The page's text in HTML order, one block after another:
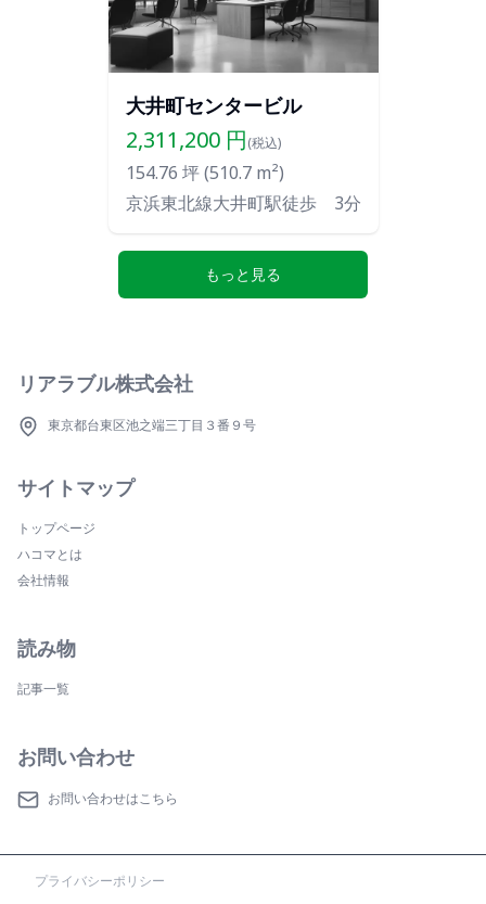
大井町センタービル
2,311,200円(税込)
154.76 坪 (510.7m²)
京浜東北線大井町駅徒歩 3分
もっと見る
リアラブル株式会社
東京都台東区池之端三丁目３番９号
サイトマップ
トップページ
ハコマとは
会社情報
読み物
記事一覧
お問い合わせ
お問い合わせはこちら
プライバシーポリシー